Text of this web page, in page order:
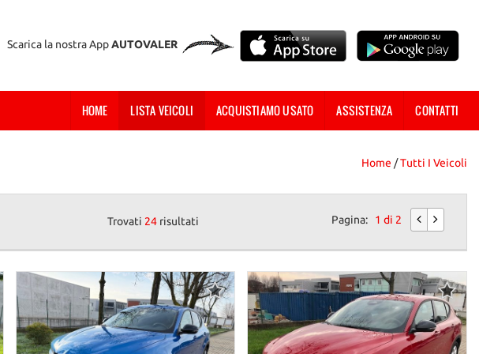
Scarica la nostra AppAUTOVALER
HOME LISTA VEICOLI ACQUISTIAMO USATO ASSISTENZA CONTATTI
Home /Tutti I Veicoli
Trovati 24 risultati Pagina: 1 di 2